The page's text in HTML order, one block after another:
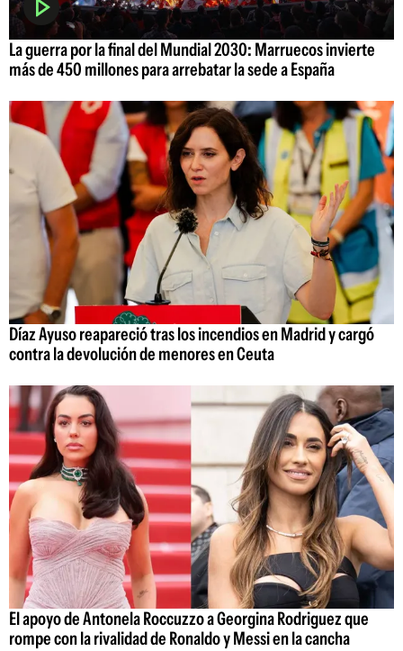
La guerra por la final del Mundial 2030: Marruecos invierte
más de 450 millones para arrebatar la sede a España
Díaz Ayuso reapareció tras los incendios en Madrid y cargó
contra la devolución de menores en Ceuta
El apoyo de Antonela Roccuzzo a Georgina Rodriguez que
rompe con la rivalidad de Ronaldo y Messi en la cancha